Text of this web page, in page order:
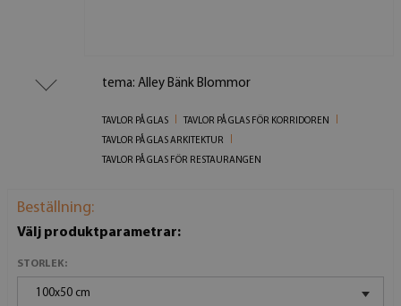
tema: Alley Bänk Blommor
TAVLOR PÅ GLAS
TAVLOR PÅ GLAS FÖR KORRIDOREN
TAVLOR PÅ GLAS ARKITEKTUR
TAVLOR PÅ GLAS FÖR RESTAURANGEN
Beställning:
Välj produktparametrar:
STORLEK:
100x50 cm